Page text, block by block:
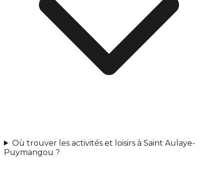
Où trouver les activités et loisirs à Saint Aulaye-
Puymangou ?